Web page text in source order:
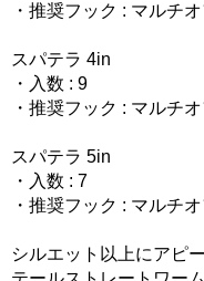
・推奨フック : マルチ
スパテラ 4in
・入数 : 9
・推奨フック : マルチ
スパテラ 5in
・入数 : 7
・推奨フック : マルチ
シルエット以上にアピ